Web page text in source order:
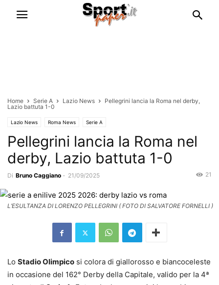
Home Serie A Lazio News
Pellegrini lancia la Roma nel derby,
Lazio battuta 1-0
Lazio News Roma News Serie A
Pellegrini lancia la Roma nel
derby, Lazio battuta 1-0
Di Bruno Caggiano - 21/09/2025 21
L’ESULTANZA DI LORENZO PELLEGRINI ( FOTO DI SALVATORE FORNELLI )
Lo Stadio Olimpico si colora di giallorosso e biancoceleste
in occasione del 162° Derby della Capitale, valido per la 4ª